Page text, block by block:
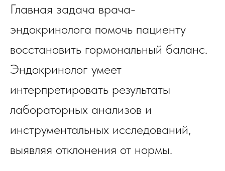
Главная задача врача-
эндокринолога помочь пациенту
восстановить гормональный баланс.
Эндокринолог умеет
интерпретировать результаты
лабораторных анализов и
инструментальных исследований,
выявляя отклонения от нормы.